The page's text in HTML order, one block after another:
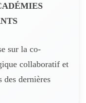
sur la co-
collaboratif et
dernières